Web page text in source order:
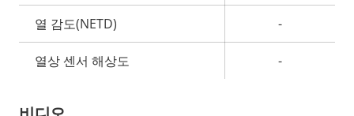
열 감도(NETD) -
열상 센서 해상도 -